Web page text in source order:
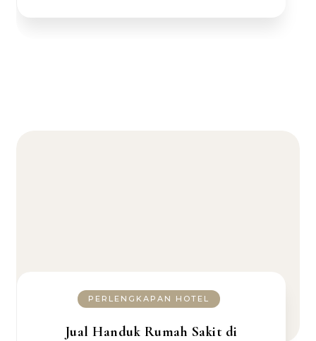
PERLENGKAPAN HOTEL
Jual Handuk Rumah Sakit di